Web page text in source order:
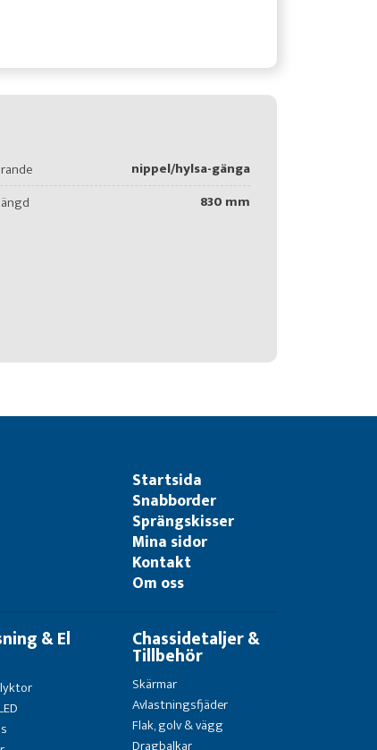
nippel/hylsa-gänga
830 mm
Startsida
Snabborder
Sprängskisser
Mina sidor
Kontakt
Om oss
& El Chassidetaljer &
Tillbehör
Skärmar
Avlastningsfjäder
Flak, golv & vägg